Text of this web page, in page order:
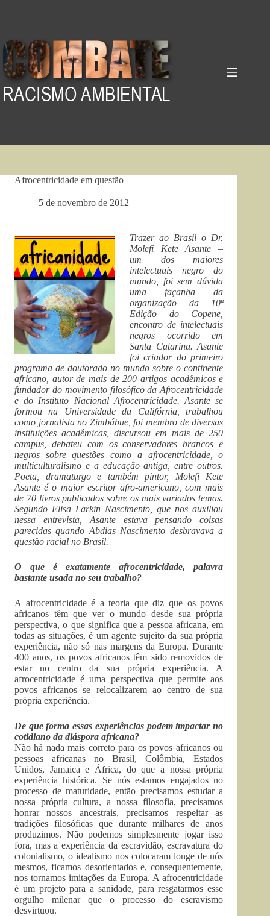
Afrocentricidade em questão
5 de novembro de 2012
Trazer ao Brasil o Dr.
Molefi Kete Asante –
um dos maiores
intelectuais negro do
mundo, foi sem dúvida
uma façanha da
organização da 10ª
Edição do Copene,
encontro de intelectuais
negros ocorrido em
Santa Catarina. Asante
foi criador do primeiro
programa de doutorado no mundo sobre o continente
africano, autor de mais de 200 artigos acadêmicos e
fundador do movimento filosófico da Afrocentricidade
e do Instituto Nacional Afrocentricidade. Asante se
formou na Universidade da Califórnia, trabalhou
como jornalista no Zimbábue, foi membro de diversas
instituições acadêmicas, discursou em mais de 250
campus, debateu com os conservadores brancos e
negros sobre questões como a afrocentricidade, o
multiculturalismo e a educação antiga, entre outros.
Poeta, dramaturgo e também pintor, Molefi Kete
Asante é o maior escritor afro-americano, com mais
de 70 livros publicados sobre os mais variados temas.
Segundo Elisa Larkin Nascimento, que nos auxiliou
nessa entrevista, Asante estava pensando coisas
parecidas quando Abdias Nascimento desbravava a
questão racial no Brasil.
O que é exatamente afrocentricidade, palavra
bastante usada no seu trabalho?
A afrocentricidade é a teoria que diz que os povos
africanos têm que ver o mundo desde sua própria
perspectiva, o que significa que a pessoa africana, em
todas as situações, é um agente sujeito da sua própria
experiência, não só nas margens da Europa. Durante
400 anos, os povos africanos têm sido removidos de
estar no centro da sua própria experiência. A
afrocentricidade é uma perspectiva que permite aos
povos africanos se relocalizarem ao centro de sua
própria experiência.
De que forma essas experiências podem impactar no
cotidiano da diáspora africana?
Não há nada mais correto para os povos africanos ou
pessoas africanas no Brasil, Colômbia, Estados
Unidos, Jamaica e África, do que a nossa própria
experiência histórica. Se nós estamos engajados no
processo de maturidade, então precisamos estudar a
nossa própria cultura, a nossa filosofia, precisamos
honrar nossos ancestrais, precisamos respeitar as
tradições filosóficas que durante milhares de anos
produzimos. Não podemos simplesmente jogar isso
fora, mas a experiência da escravidão, escravatura do
colonialismo, o idealismo nos colocaram longe de nós
mesmos, ficamos desorientados e, consequentemente,
nos tornamos imitações da Europa. A afrocentricidade
é um projeto para a sanidade, para resgatarmos esse
orgulho milenar que o processo do escravismo
desvirtuou.